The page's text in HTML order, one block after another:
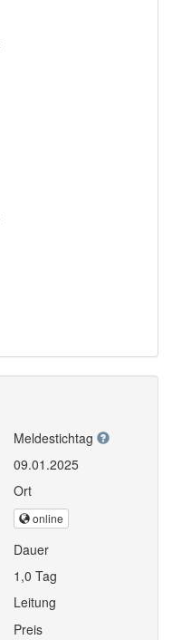
Meldestichtag
09.01.2025
Ort
online
Dauer
1,0 Tag
Leitung
Preis